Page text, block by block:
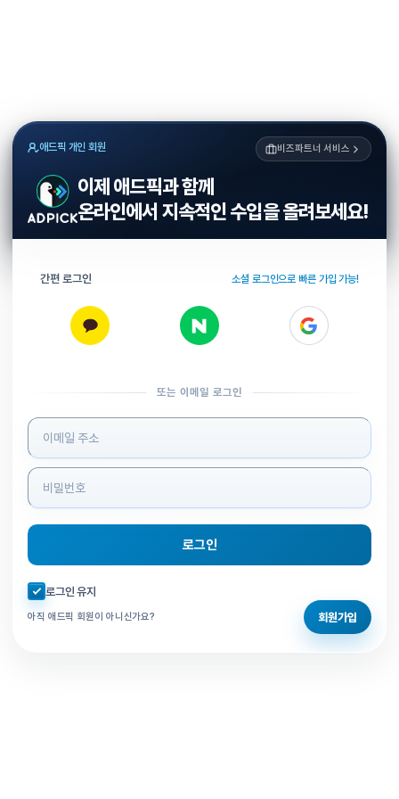
애드픽 개인 회원 비즈파트너 서비스
이제 애드픽과 함께
온라인에서 지속적인 수입을 올려보세요!
간편 로그인 소셜 로그인으로 빠른 가입 가능!
또는 이메일 로그인
로그인 정보 입력
로그인
자동로그인 체크
로그인 유지
아직 애드픽 회원이 아니신가요? 회원가입